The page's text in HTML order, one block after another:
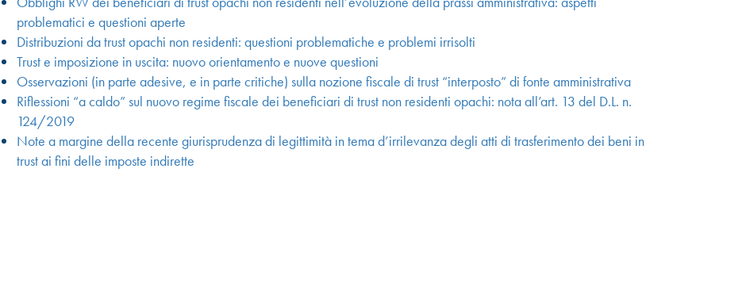
problematici e questioni aperte
Distribuzioni da trust opachi non residenti: questioni problematiche e problemi irrisolti
Trust e imposizione in uscita: nuovo orientamento e nuove questioni
Osservazioni (in parte adesive, e in parte critiche) sulla nozione fiscale di trust “interposto” di fonte amministrativa
Riflessioni “a caldo” sul nuovo regime fiscale dei beneficiari di trust non residenti opachi: nota all’art. 13 del D.L. n.
124/2019
Note a margine della recente giurisprudenza di legittimità in tema d’irrilevanza degli atti di trasferimento dei beni in
trust ai fini delle imposte indirette